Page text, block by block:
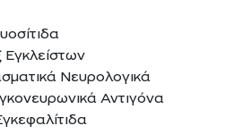
Εγκλείστων
Νευρολογικά
Αντιγόνα